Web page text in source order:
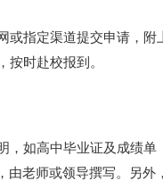
指定渠道提交申请，
时赴校报到。
如高中毕业证及成绩
老师或领导撰写。另